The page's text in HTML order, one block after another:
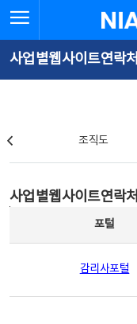
문
로
가
체
뉴
바
가
한국지
사업별웹사이트연락처
조직도
사업별웹사이트연락처
포털
감리사포털